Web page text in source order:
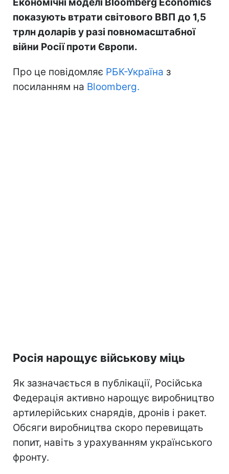
показують втрати світового ВВП до 1,5
трлн доларів у разі повномасштабної
війни Росії проти Європи.
Про це повідомляє РБК-Україна з
посиланням на Bloomberg.
Росія нарощує військову міць
Як зазначається в публікації, Російська
Федерація активно нарощує виробництво
артилерійських снарядів, дронів і ракет.
Обсяги виробництва скоро перевищать
попит, навіть з урахуванням українського
фронту.